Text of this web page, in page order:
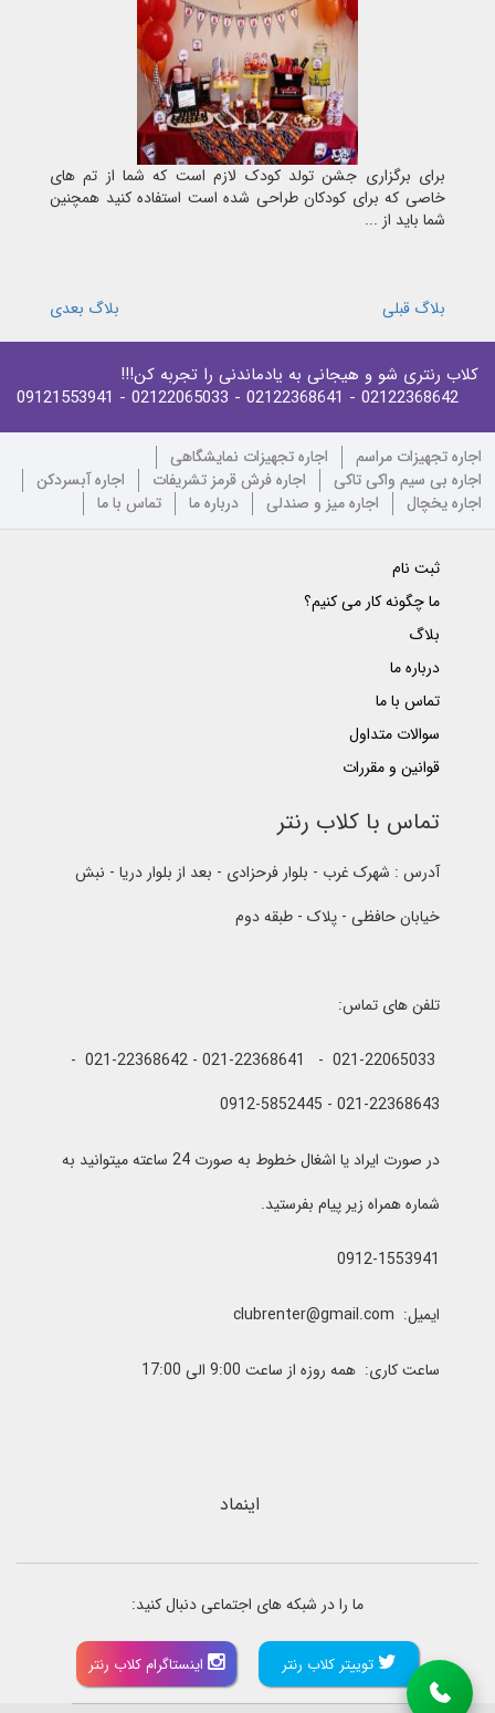
برای برگزاری جشن تولد کودک لازم است که شما از تم های
خاصی که برای کودکان طراحی شده است استفاده کنید همچنین
شما باید از ...
بلاگ بعدی بلاگ قبلی
کلاب رنتری شو و هیجانی به یادماندنی را تجربه کن!!!
02122368642
- 02122368641
- 02122065033
- 09121553941
اجاره تجهیزات مراسم
اجاره تجهیزات نمایشگاهی
اجاره بی سیم واکی تاکی
اجاره فرش قرمز تشریفات
اجاره آبسردکن
اجاره یخچال
اجاره میز و صندلی درباره ما تماس با ما
ثبت نام
ما چگونه کار می کنیم؟
بلاگ
درباره ما
تماس با ما
سوالات متداول
قوانین و مقررات
تماس با کلاب رنتر
آدرس : شهرک غرب - بلوار فرحزادی - بعد از بلوار دریا - نبش
خیابان حافظی - پلاک - طبقه دوم
تلفن های تماس:
021-22065033 - 021-22368641 - 021-22368642 -
021-22368643 - 0912-5852445
در صورت ایراد یا اشغال خطوط به صورت 24 ساعته میتوانید به
شماره همراه زیر پیام بفرستید.
0912-1553941
ایمیل: clubrenter@gmail.com
ساعت کاری: همه روزه از ساعت 9:00 الی 17:00
اینماد
ما را در شبکه های اجتماعی دنبال کنید:
توییتر کلاب رنتر اینستاگرام کلاب رنتر